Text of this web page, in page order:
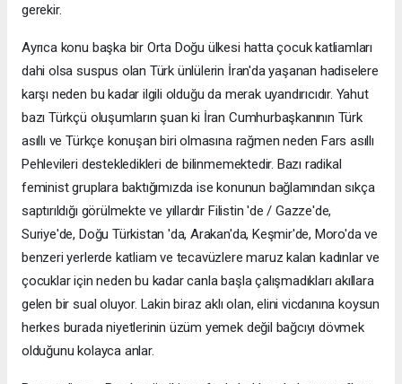
gerekir.
Ayrıca konu başka bir Orta Doğu ülkesi hatta çocuk katliamları
dahi olsa suspus olan Türk ünlülerin İran'da yaşanan hadiselere
karşı neden bu kadar ilgili olduğu da merak uyandırıcıdır. Yahut
bazı Türkçü oluşumların şuan ki İran Cumhurbaşkanının Türk
asıllı ve Türkçe konuşan biri olmasına rağmen neden Fars asıllı
Pehlevileri destekledikleri de bilinmemektedir. Bazı radikal
feminist gruplara baktığımızda ise konunun bağlamından sıkça
saptırıldığı görülmekte ve yıllardır Filistin 'de / Gazze'de,
Suriye'de, Doğu Türkistan 'da, Arakan'da, Keşmir'de, Moro'da ve
benzeri yerlerde katliam ve tecavüzlere maruz kalan kadınlar ve
çocuklar için neden bu kadar canla başla çalışmadıkları akıllara
gelen bir sual oluyor. Lakin biraz aklı olan, elini vicdanına koysun
herkes burada niyetlerinin üzüm yemek değil bağcıyı dövmek
olduğunu kolayca anlar.